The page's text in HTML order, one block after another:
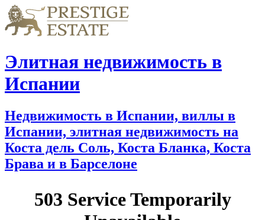
Элитная недвижимость в
Испании
Недвижимость в Испании, виллы в
Испании, элитная недвижимость на
Коста дель Соль, Коста Бланка, Коста
Брава и в Барселоне